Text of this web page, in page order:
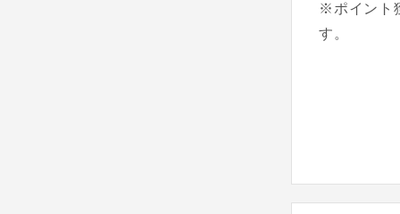
※ポイント
す。